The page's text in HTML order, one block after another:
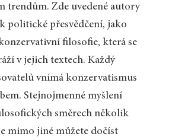
trendům. Zde uvedené autory
politické přesvědčení, jako
filosofie, která se
v jejich textech. Každý
vnímá konzervatismus
Stejnojmenné myšlení
směrech několik
mimo jiné můžete dočíst